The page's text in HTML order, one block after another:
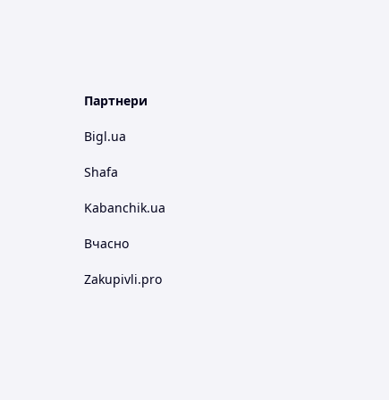
Партнери
Bigl.ua
Shafa
Kabanchik.ua
Вчасно
Zakupivli.pro